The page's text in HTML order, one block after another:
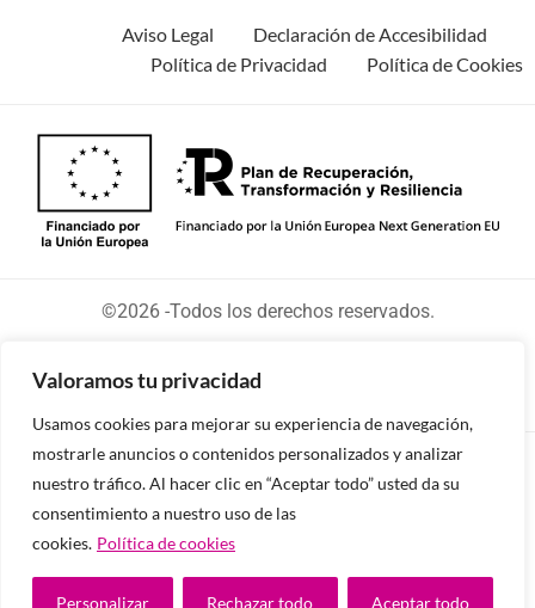
Valoramos tu privacidad
Usamos cookies para mejorar su experiencia de navegación,
mostrarle anuncios o contenidos personalizados y analizar
nuestro tráfico. Al hacer clic en “Aceptar todo” usted da su
consentimiento a nuestro uso de las
cookies. Política de cookies
Personalizar Rechazar todo Aceptar todo
Aviso Legal
Declaración de Accesibilidad
Política de Privacidad
Política de Cookies
©2026 -Todos los derechos reservados.
Diseñado y desarrollado por tu equipo Imedia
Comunicación